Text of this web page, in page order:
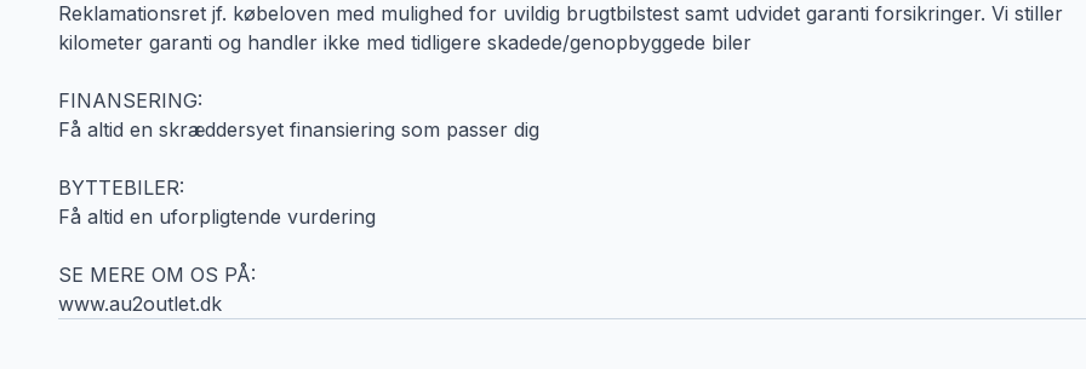
Reklamationsret jf. købeloven med mulighed for uvildig brugtbilstest samt udvidet garanti forsikringer. Vi stiller
kilometer garanti og handler ikke med tidligere skadede/genopbyggede biler
FINANSERING:
Få altid en skræddersyet finansiering som passer dig
BYTTEBILER:
Få altid en uforpligtende vurdering
SE MERE OM OS PÅ:
www.au2outlet.dk